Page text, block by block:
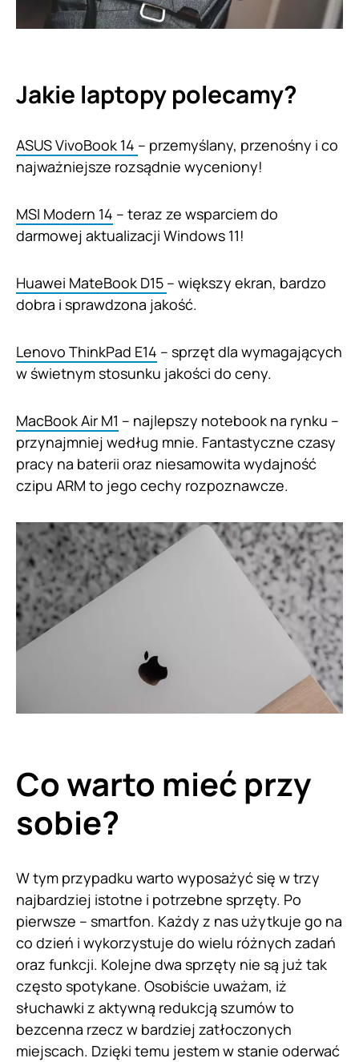
Jakie laptopy polecamy?
ASUS VivoBook 14 – przemyślany, przenośny i co
najważniejsze rozsądnie wyceniony!
MSI Modern 14 – teraz ze wsparciem do
darmowej aktualizacji Windows 11!
Huawei MateBook D15 – większy ekran, bardzo
dobra i sprawdzona jakość.
Lenovo ThinkPad E14 – sprzęt dla wymagających
w świetnym stosunku jakości do ceny.
MacBook Air M1 – najlepszy notebook na rynku –
przynajmniej według mnie. Fantastyczne czasy
pracy na baterii oraz niesamowita wydajność
czipu ARM to jego cechy rozpoznawcze.
Co warto mieć przy
sobie?
W tym przypadku warto wyposażyć się w trzy
najbardziej istotne i potrzebne sprzęty. Po
pierwsze – smartfon. Każdy z nas użytkuje go na
co dzień i wykorzystuje do wielu różnych zadań
oraz funkcji. Kolejne dwa sprzęty nie są już tak
często spotykane. Osobiście uważam, iż
słuchawki z aktywną redukcją szumów to
bezcenna rzecz w bardziej zatłoczonych
miejscach. Dzięki temu jestem w stanie oderwać